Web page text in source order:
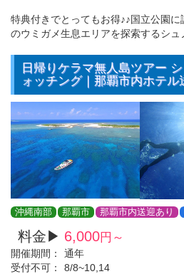
特典付きでとってもお得♪♪国立公園
のウミガメ生息エリアを探索するシュ
日帰りケラマ無人島ツアー
ォッチング｜那覇市内ホテル
沖縄南部 那覇市 那覇市内送迎あり
料金▶ 6,000円～
開催期間：
通年
受付不可：
8/8~10,14